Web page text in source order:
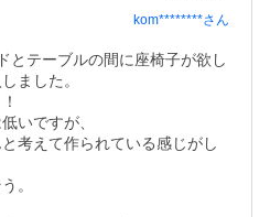
kom********さん
とテーブルの間に座椅子が欲し
ました。
いですが、
考えて作られている感じがし
。